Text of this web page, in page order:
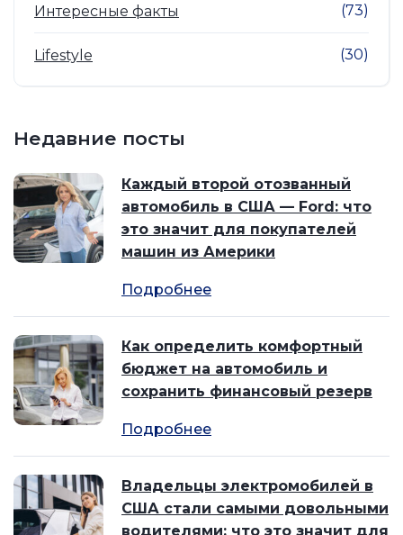
Интересные факты (73)
Lifestyle (30)
Недавние посты
Каждый второй отозванный
автомобиль в США — Ford: что
это значит для покупателей
машин из Америки
Подробнее
Как определить комфортный
бюджет на автомобиль и
сохранить финансовый резерв
Подробнее
Владельцы электромобилей в
США стали самыми довольными
водителями: что это значит для